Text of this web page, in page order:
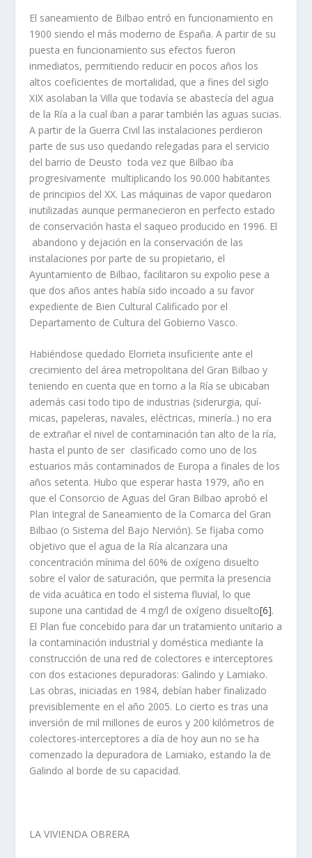
El saneamiento de Bilbao entró en funcionamiento en
1900 siendo el más moderno de España. A partir de su
puesta en funcionamiento sus efectos fueron
inmediatos, permitiendo reducir en pocos años los
altos coeficientes de mortalidad, que a fines del siglo
XIX asolaban la Villa que todaví­a se abastecí­a del agua
de la Rí­a a la cual iban a parar también las aguas sucias.
A partir de la Guerra Civil las instalaciones perdieron
parte de sus uso quedando relegadas para el servicio
del barrio de Deusto toda vez que Bilbao iba
progresivamente multiplicando los 90.000 habitantes
de principios del XX. Las máquinas de vapor quedaron
inutilizadas aunque permanecieron en perfecto estado
de conservación hasta el saqueo producido en 1996. El
abandono y dejación en la conservación de las
instalaciones por parte de su propietario, el
Ayuntamiento de Bilbao, facilitaron su expolio pese a
que dos años antes habí­a sido incoado a su favor
expediente de Bien Cultural Calificado por el
Departamento de Cultura del Gobierno Vasco.
Habiéndose quedado Elorrieta insuficiente ante el
crecimiento del área metropolitana del Gran Bilbao y
teniendo en cuenta que en torno a la Rí­a se ubicaban
además casi todo tipo de industrias (siderurgia, quí­
micas, papeleras, navales, eléctricas, minerí­a..) no era
de extrañar el nivel de contaminación tan alto de la rí­a,
hasta el punto de ser clasificado como uno de los
estuarios más contaminados de Europa a finales de los
años setenta. Hubo que esperar hasta 1979, año en
que el Consorcio de Aguas del Gran Bilbao aprobó el
Plan Integral de Saneamiento de la Comarca del Gran
Bilbao (o Sistema del Bajo Nervión). Se fijaba como
objetivo que el agua de la Rí­a alcanzara una
concentración mí­nima del 60% de oxí­geno disuelto
sobre el valor de saturación, que permita la presencia
de vida acuática en todo el sistema fluvial, lo que
supone una cantidad de 4 mg/l de oxí­geno disuelto[6].
El Plan fue concebido para dar un tratamiento unitario a
la contaminación industrial y doméstica mediante la
construcción de una red de colectores e interceptores
con dos estaciones depuradoras: Galindo y Lamiako.
Las obras, iniciadas en 1984, debí­an haber finalizado
previsiblemente en el año 2005. Lo cierto es tras una
inversión de mil millones de euros y 200 kilómetros de
colectores-interceptores a dí­a de hoy aun no se ha
comenzado la depuradora de Lamiako, estando la de
Galindo al borde de su capacidad.
LA VIVIENDA OBRERA